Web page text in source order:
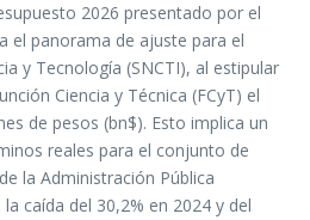
2026 presentado por el
el panorama de ajuste para el
y Tecnología (SNCTI), al estipular
Ciencia y Técnica (FCyT) el
de pesos (bn$). Esto implica un
reales para el conjunto de
la Administración Pública
caída del 30,2% en 2024 y del